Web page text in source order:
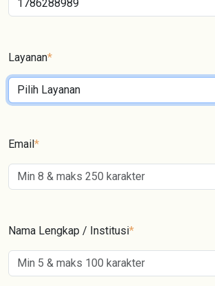
Layanan*
Email*
Nama Lengkap / Institusi*